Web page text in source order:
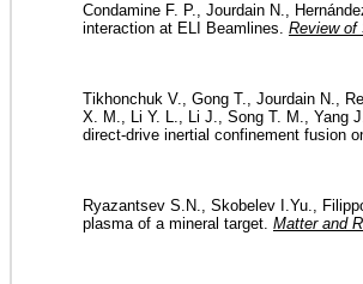
Condamine F. P., Jourdain N.,
interaction at ELI Beamlines. Review of
Tikhonchuk V., Gong T., Jourdain N.,
X. M., Li Y. L., Li J., Song T. M., Yang
direct-drive inertial confinement fusion
Ryazantsev S.N., Skobelev I.Yu.,
plasma of a mineral target. Matter and